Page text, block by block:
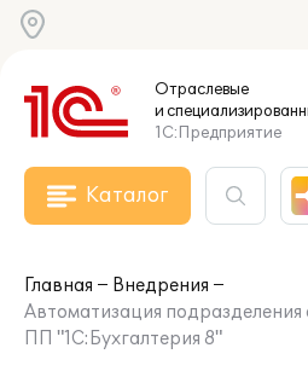
Отраслевые
и
1С:Предприятие
Каталог
Главная
Внедрения
Автоматизация подразделения
ПП "1С:Бухгалтерия 8"